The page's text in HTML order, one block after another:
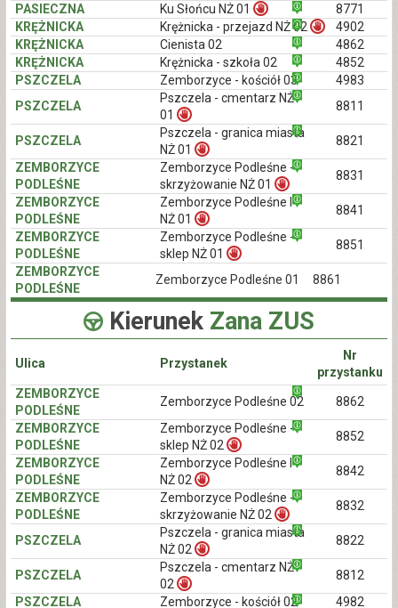
PASIECZNA
Ku Słońcu NŻ 01
8771
KRĘŻNICKA
Krężnicka - przejazd NŻ 02
4902
KRĘŻNICKA
Cienista 02
4862
KRĘŻNICKA
Krężnicka - szkoła 02
4852
PSZCZELA
Zemborzyce - kościół 03
4983
PSZCZELA
Pszczela - cmentarz NŻ
01
8811
PSZCZELA
Pszczela - granica miasta
NŻ 01
8821
ZEMBORZYCE
PODLEŚNE
Zemborzyce Podleśne -
skrzyżowanie NŻ 01
8831
ZEMBORZYCE
PODLEŚNE
Zemborzyce Podleśne I
NŻ 01
8841
ZEMBORZYCE
PODLEŚNE
Zemborzyce Podleśne -
sklep NŻ 01
8851
ZEMBORZYCE
PODLEŚNE
Zemborzyce Podleśne 01 8861
Kierunek Zana ZUS
Ulica Przystanek
Nr
przystanku
ZEMBORZYCE
PODLEŚNE
Zemborzyce Podleśne 02
8862
ZEMBORZYCE
PODLEŚNE
Zemborzyce Podleśne -
sklep NŻ 02
8852
ZEMBORZYCE
PODLEŚNE
Zemborzyce Podleśne I
NŻ 02
8842
ZEMBORZYCE
PODLEŚNE
Zemborzyce Podleśne -
skrzyżowanie NŻ 02
8832
PSZCZELA
Pszczela - granica miasta
NŻ 02
8822
PSZCZELA
Pszczela - cmentarz NŻ
02
8812
PSZCZELA
Zemborzyce - kościół 02
4982